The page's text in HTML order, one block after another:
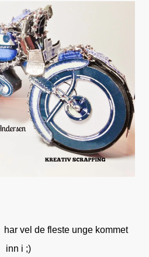
vel de fleste unge kommet
inn i ;)